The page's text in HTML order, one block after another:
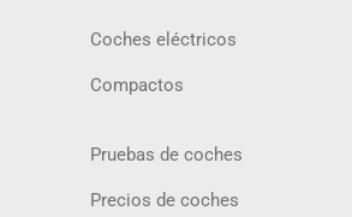
Coches eléctricos
Compactos
Pruebas de coches
Precios de coches